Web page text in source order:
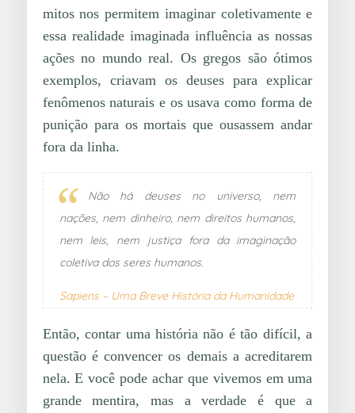
mitos nos permitem imaginar coletivamente e
essa realidade imaginada influência as nossas
ações no mundo real. Os gregos são ótimos
exemplos, criavam os deuses para explicar
fenômenos naturais e os usava como forma de
punição para os mortais que ousassem andar
fora da linha.
Não há deuses no universo, nem
nações, nem dinheiro, nem direitos humanos,
nem leis, nem justiça fora da imaginação
coletiva dos seres humanos.
Sapiens – Uma Breve História da Humanidade
Então, contar uma história não é tão difícil, a
questão é convencer os demais a acreditarem
nela. E você pode achar que vivemos em uma
grande mentira, mas a verdade é que a